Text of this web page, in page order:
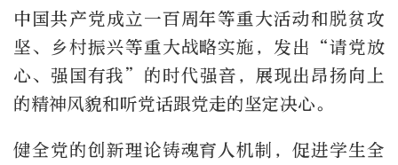
中国共产党成立一百周年等重大活动和脱贫攻
坚、乡村振兴等重大战略实施，发出“请党放
心、强国有我”的时代强音，展现出昂扬向上
的精神风貌和听党话跟党走的坚定决心。
健全党的创新理论铸魂育人机制，促进学生全